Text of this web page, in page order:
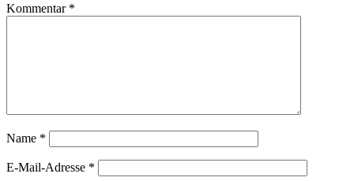
Kommentar *
Name *
E-Mail-Adresse *